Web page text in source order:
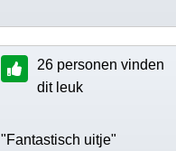
26 personen vinden
dit leuk
"Fantastisch uitje"